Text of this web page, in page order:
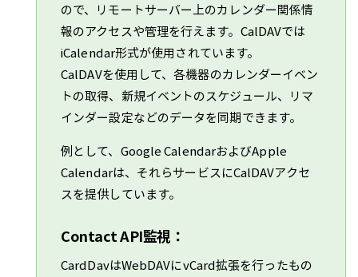
ので、リモートサーバー上のカレンダー関係情
報のアクセスや管理を行えます。CalDAVでは
iCalendar形式が使用されています。
CalDAVを使用して、各機器のカレンダーイベン
トの取得、新規イベントのスケジュール、リマ
インダー設定などのデータを同期できます。
例として、Google CalendarおよびApple
Calendarは、それらサービスにCalDAVアクセ
スを提供しています。
Contact API監視：
CardDavはWebDAVにvCard拡張を行ったもの